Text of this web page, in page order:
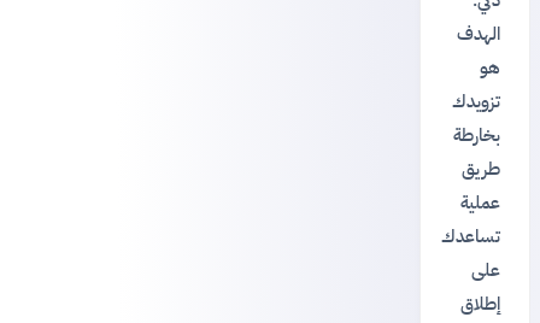
الهدف
هو
تزويدك
بخارطة
طريق
عملية
تساعدك
على
إطلاق